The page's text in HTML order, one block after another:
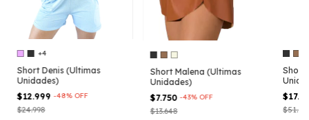
+4
Short Denis (Ultimas
Unidades)
$12.999-48% OFF
$24.998
Short Malena (Ultimas
Unidades)
$7.750-43% OFF
$13.648
Short